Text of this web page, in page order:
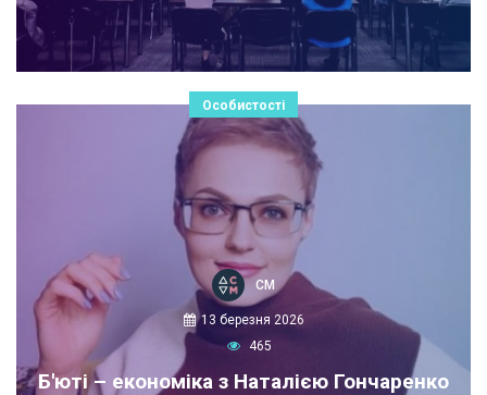
Особистості
СМ
13 березня 2026
465
Б'юті – економіка з Наталією Гончаренко